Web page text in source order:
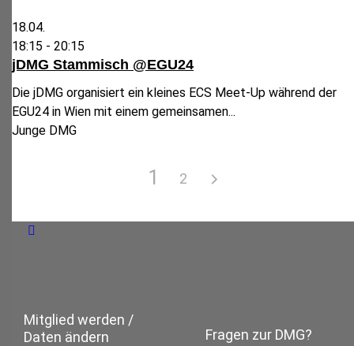
18.04.
18:15 - 20:15
jDMG Stammisch @EGU24
Die jDMG organisiert ein kleines ECS Meet-Up während der
EGU24 in Wien mit einem gemeinsamen...
Junge DMG
1 2
Mitglied werden /
Daten ändern
Fragen zur DMG?